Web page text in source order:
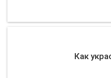
Как